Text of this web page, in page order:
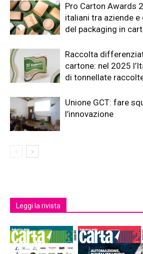
Pro Carton Awards
italiani tra aziende
del packaging in
Raccolta
cartone: nel 2025
di tonnellate
Unione GCT: fare
l’innovazione
Leggi la rivista